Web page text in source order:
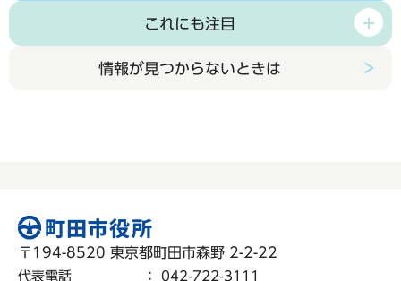
これにも注目
情報が見つからないときは
〒194-8520 東京都町田市森野 2-2-22
代表電話 ： 042-722-3111